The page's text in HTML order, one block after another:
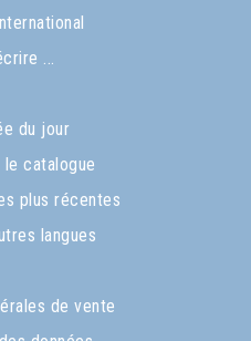
...
du jour
catalogue
plus récentes
langues
de vente